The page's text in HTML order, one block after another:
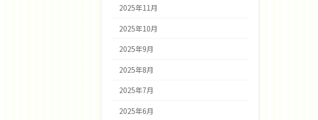
2025年11月
2025年10月
2025年9月
2025年8月
2025年7月
2025年6月